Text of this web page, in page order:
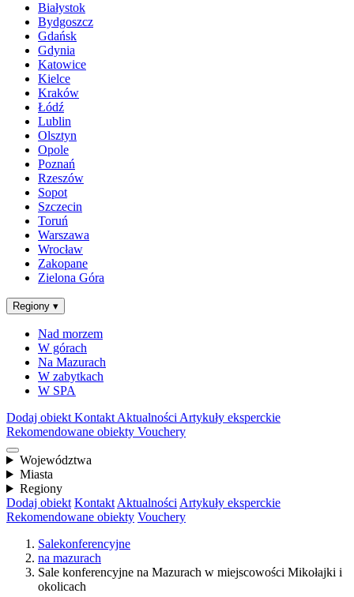
Białystok
Bydgoszcz
Gdańsk
Gdynia
Katowice
Kielce
Kraków
Łódź
Lublin
Olsztyn
Opole
Poznań
Rzeszów
Sopot
Szczecin
Toruń
Warszawa
Wrocław
Zakopane
Zielona Góra
Regiony ▾
Nad morzem
W górach
Na Mazurach
W zabytkach
W SPA
Dodaj obiekt Kontakt Aktualności Artykuły eksperckie
Rekomendowane obiekty Vouchery
Województwa
Miasta
Regiony
Dodaj obiekt Kontakt Aktualności Artykuły eksperckie
Rekomendowane obiekty Vouchery
Salekonferencyjne
na mazurach
Sale konferencyjne na Mazurach w miejscowości Mikołajki i
okolicach